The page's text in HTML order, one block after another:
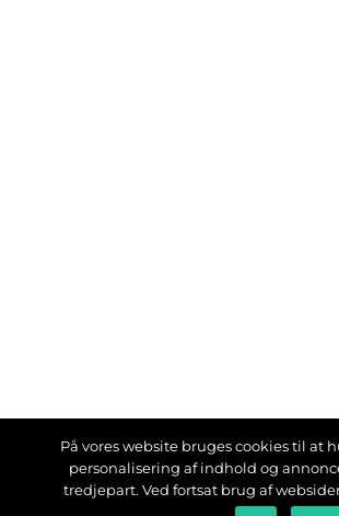
På vores website bruges cookies til at
personalisering af indhold og
tredjepart. Ved fortsat brug af